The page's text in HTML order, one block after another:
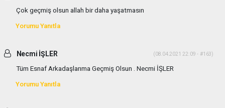
Çok geçmiş olsun allah bir daha yaşatmasın
Yorumu Yanıtla
Necmi İŞLER (08.04.2021 22:09 - #163)
Tüm Esnaf Arkadaşlarıma Geçmiş Olsun . Necmi İŞLER
Yorumu Yanıtla